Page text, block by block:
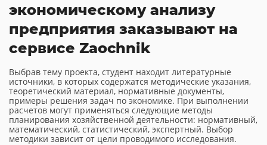
экономическому анализу
предприятия заказывают на
сервисе Zaochnik
Выбрав тему проекта, студент находит литературные
источники, в которых содержатся методические указания,
теоретический материал, нормативные документы,
примеры решения задач по экономике. При выполнении
расчетов могут применяться следующие методы
планирования хозяйственной деятельности: нормативный,
математический, статистический, экспертный. Выбор
методики зависит от цели проводимого исследования.